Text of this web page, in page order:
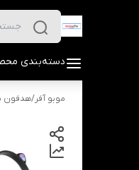
دسته‌بندی
موبو آفر/هدفون